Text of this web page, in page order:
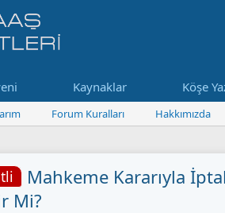
Kaynaklar Köşe
Forum Kuralları Hakkımızda
Mahkeme Kararıyla
Mi?